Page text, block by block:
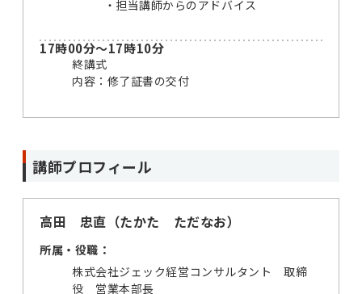
担当講師からのアドバイス
17時00分～17時10分
終講式
内容：修了証書の交付
講師プロフィール
高田 忠直（たかた ただなお）
所属・役職：
株式会社ジェック経営コンサルタント 取締
役 営業本部長